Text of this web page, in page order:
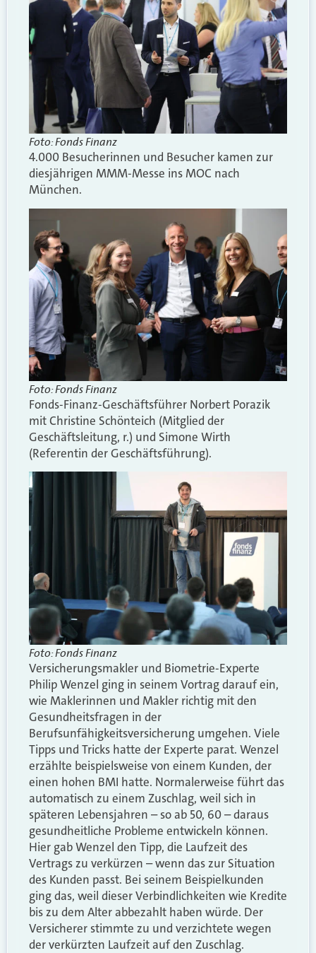
Foto: Fonds Finanz
4.000 Besucherinnen und Besucher kamen zur
diesjährigen MMM-Messe ins MOC nach
München.
Foto: Fonds Finanz
Fonds-Finanz-Geschäftsführer Norbert Porazik
mit Christine Schönteich (Mitglied der
Geschäftsleitung, r.) und Simone Wirth
(Referentin der Geschäftsführung).
Foto: Fonds Finanz
Versicherungsmakler und Biometrie-Experte
Philip Wenzel ging in seinem Vortrag darauf ein,
wie Maklerinnen und Makler richtig mit den
Gesundheitsfragen in der
Berufsunfähigkeitsversicherung umgehen. Viele
Tipps und Tricks hatte der Experte parat. Wenzel
erzählte beispielsweise von einem Kunden, der
einen hohen BMI hatte. Normalerweise führt das
automatisch zu einem Zuschlag, weil sich in
späteren Lebensjahren – so ab 50, 60 – daraus
gesundheitliche Probleme entwickeln können.
Hier gab Wenzel den Tipp, die Laufzeit des
Vertrags zu verkürzen – wenn das zur Situation
des Kunden passt. Bei seinem Beispielkunden
ging das, weil dieser Verbindlichkeiten wie Kredite
bis zu dem Alter abbezahlt haben würde. Der
Versicherer stimmte zu und verzichtete wegen
der verkürzten Laufzeit auf den Zuschlag.